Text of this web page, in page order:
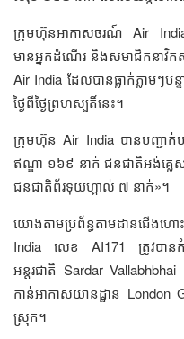
ក្រុមហ៊ុនអាកាសចរណ៍ Air India
មានអ្នកដំណើរ និងសមាជិកនាវិ
Air India ដែលបានធ្លាក់ភ្លាមៗ
ថ្ងៃពីថ្ងៃព្រហស្បតិ៍នេះ។
ក្រុមហ៊ុន Air India បានបញ្ជាក់
ឥណ្ឌា ១៦៩ នាក់ ជនជាតិអង់គ្ល
ជនជាតិព័រទុយហ្គាល់ ៧ នាក់»។
យោងតាមប្រព័ន្ធតាមដានជើងហ
India លេខ AI171 ត្រូវបាន
អន្តរជាតិ Sardar
កាន់អាកាសយានដ្ឋាន
ស្រុក។